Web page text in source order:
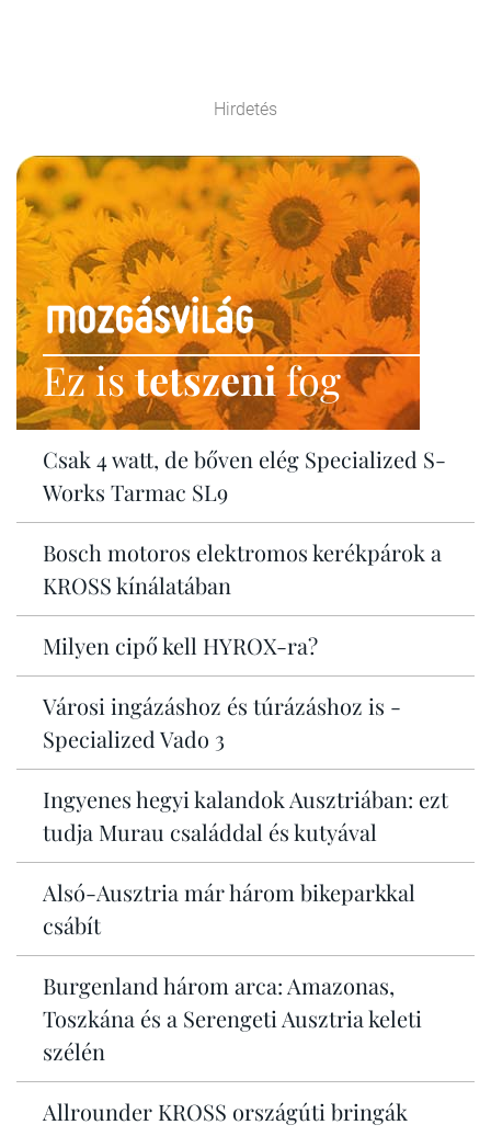
Hirdetés
Ez istetszenifog
Csak 4 watt, de bőven elég Specialized S-
Works Tarmac SL9
Bosch motoros elektromos kerékpárok a
KROSS kínálatában
Milyen cipő kell HYROX-ra?
Városi ingázáshoz és túrázáshoz is -
Specialized Vado 3
Ingyenes hegyi kalandok Ausztriában: ezt
tudja Murau családdal és kutyával
Alsó-Ausztria már három bikeparkkal
csábít
Burgenland három arca: Amazonas,
Toszkána és a Serengeti Ausztria keleti
szélén
Allrounder KROSS országúti bringák